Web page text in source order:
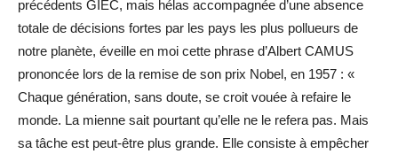
précédents GIEC, mais hélas accompagnée d’une absence
totale de décisions fortes par les pays les plus pollueurs de
notre planète, éveille en moi cette phrase d’Albert CAMUS
prononcée lors de la remise de son prix Nobel, en 1957 : «
Chaque génération, sans doute, se croit vouée à refaire le
monde. La mienne sait pourtant qu’elle ne le refera pas. Mais
sa tâche est peut-être plus grande. Elle consiste à empêcher